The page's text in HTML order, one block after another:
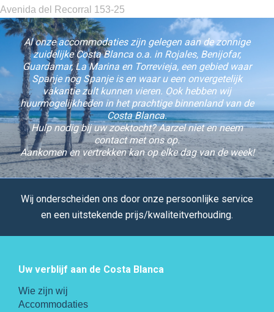
Avenida del Recorral 153-25
Al onze accommodaties zijn gelegen aan de zonnige
zuidelijke Costa Blanca o.a. in Rojales, Benijofar,
Guardamar, La Marina en Torrevieja, een gebied waar
Spanje nog Spanje is en waar u een onvergetelijk
vakantie zult kunnen vieren. Ook hebben wij
huurmogelijkheden in het prachtige binnenland van de
Costa Blanca.
Hulp nodig bij uw zoektocht? Aarzel niet en neem
contact met ons op.
Aankomen en vertrekken kan op elke dag van de week!
Wij onderscheiden ons door onze persoonlijke service
en een uitstekende prijs/kwaliteitverhouding.
Uw verblijf aan de Costa Blanca
Wie zijn wij
Accommodaties